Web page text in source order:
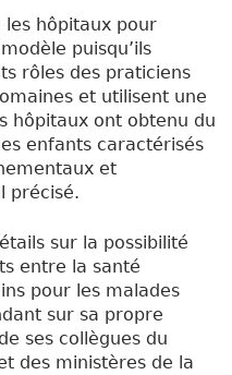
les hôpitaux pour
puisqu’ils
rôles des praticiens
et utilisent une
hôpitaux ont obtenu du
enfants caractérisés
et
précisé.
sur la possibilité
entre la santé
pour les malades
sur sa propre
ses collègues du
des ministères de la